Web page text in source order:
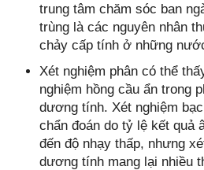
trung tâm chăm sóc ban
trùng là các nguyên nhân
chảy cấp tính ở những
Xét nghiệm phân có thể
nghiệm hồng cầu ẩn trong
dương tính. Xét nghiệm
chẩn đoán do tỷ lệ kết quả
đến độ nhạy thấp, nhưng
dương tính mang lại nhiều